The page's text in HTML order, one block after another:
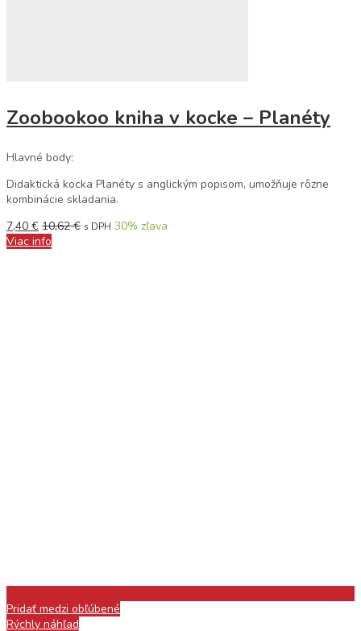
Zoobookoo kniha v kocke – Planéty
Hlavné body:
Didaktická kocka Planéty s anglickým popisom, umožňuje rôzne
kombinácie skladania.
7,40 € 10,62€ s DPH 30% zľava
Viac info
Pridať medzi obľúbené
Rýchly náhľad